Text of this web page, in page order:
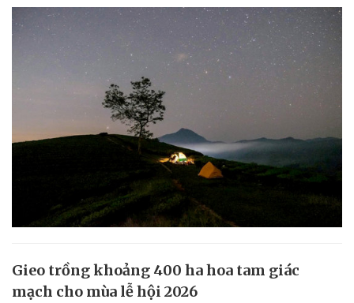
Gieo trồng khoảng 400 ha hoa tam giác
mạch cho mùa lễ hội 2026